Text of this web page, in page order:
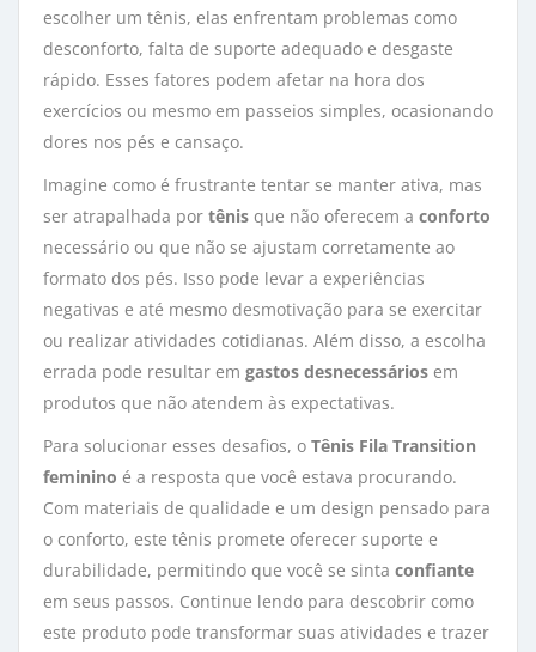
escolher um tênis, elas enfrentam problemas como
desconforto, falta de suporte adequado e desgaste
rápido. Esses fatores podem afetar na hora dos
exercícios ou mesmo em passeios simples, ocasionando
dores nos pés e cansaço.
Imagine como é frustrante tentar se manter ativa, mas
ser atrapalhada por tênis que não oferecem a conforto
necessário ou que não se ajustam corretamente ao
formato dos pés. Isso pode levar a experiências
negativas e até mesmo desmotivação para se exercitar
ou realizar atividades cotidianas. Além disso, a escolha
errada pode resultar em gastos desnecessários em
produtos que não atendem às expectativas.
Para solucionar esses desafios, o Tênis Fila Transition
feminino é a resposta que você estava procurando.
Com materiais de qualidade e um design pensado para
o conforto, este tênis promete oferecer suporte e
durabilidade, permitindo que você se sinta confiante
em seus passos. Continue lendo para descobrir como
este produto pode transformar suas atividades e trazer